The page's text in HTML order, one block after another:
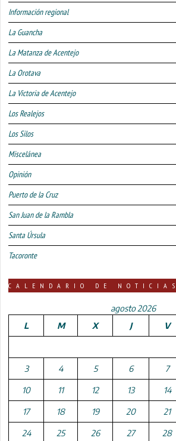
Información regional
La Guancha
La Matanza de Acentejo
La Orotava
La Victoria de Acentejo
Los Realejos
Los Silos
Miscelánea
Opinión
Puerto de la Cruz
San Juan de la Rambla
Santa Úrsula
Tacoronte
CALENDARIO DE NOTICIAS
agosto 2026
L
M X J V
3 4 5 6 7
10 11 12 13 14
17 18 19 20 21
24 25 26 27 28